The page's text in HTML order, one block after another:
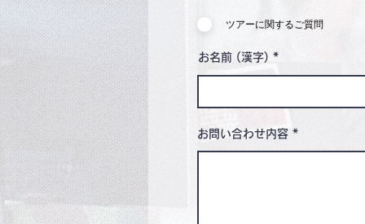
ツアーに関するご質問
お名前 (漢字)
お問い合わせ内容